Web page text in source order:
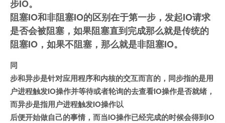
步IO。
阻塞IO和非阻塞IO的区别在于第一步，发起IO请求
是否会被阻塞，如果阻塞直到完成那么就是传统的
阻塞IO，如果不阻塞，那么就是非阻塞IO。
同
步和异步是针对应用程序和内核的交互而言的，同步指的是用
户进程触发IO操作并等待或者轮询的去查看IO操作是否就绪，
而异步是指用户进程触发IO操作以
后便开始做自己的事情，而当IO操作已经完成的时候会得到IO